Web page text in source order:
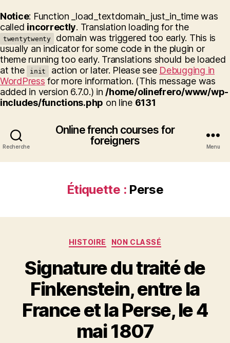
Notice: Function _load_textdomain_just_in_time was
called incorrectly. Translation loading for the
twentytwenty
domain was triggered too early. This is
usually an indicator for some code in the plugin or
theme running too early. Translations should be loaded
at the
init action or later. Please see Debugging in
WordPress for more information. (This message was
added in version 6.7.0.) in /home/olinefrero/www/wp-
includes/functions.php on line 6131
Recherche
Online french courses for
foreigners
Menu
Étiquette : Perse
Catégories
HISTOIRE NON CLASSÉ
Signature du traité de
Finkenstein, entre la
France et la Perse, le 4
mai 1807